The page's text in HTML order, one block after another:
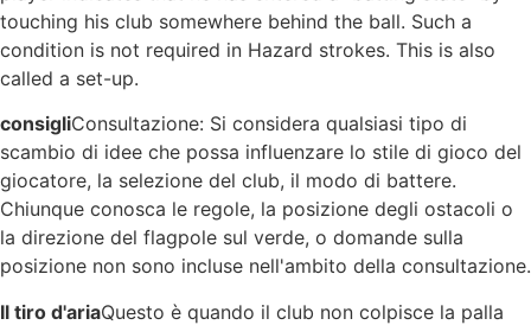
touching his club somewhere behind the ball. Such a
condition is not required in Hazard strokes. This is also
called a set-up.
consigliConsultazione: Si considera qualsiasi tipo di
scambio di idee che possa influenzare lo stile di gioco del
giocatore, la selezione del club, il modo di battere.
Chiunque conosca le regole, la posizione degli ostacoli o
la direzione del flagpole sul verde, o domande sulla
posizione non sono incluse nell'ambito della consultazione.
Il tiro d'ariaQuesto è quando il club non colpisce la palla